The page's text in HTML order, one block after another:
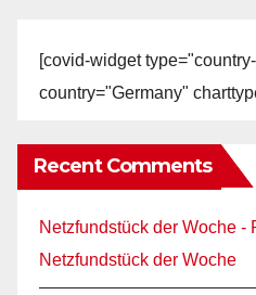
[covid-widget
country="Germany"
Recent Comments
Netzfundstück der Woche -
Netzfundstück der Woche